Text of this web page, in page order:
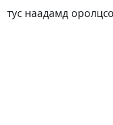
тус наадамд